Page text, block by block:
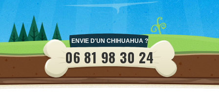
ENVIE D'UN CHIHUAHUA ?
06 81 98 30 24